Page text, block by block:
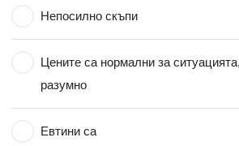
Непосилно скъпи
Цените са нормални за
разумно
Евтини са